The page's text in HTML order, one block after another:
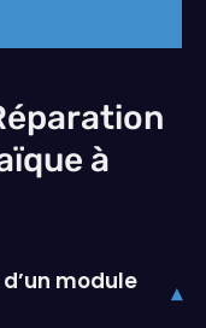
à
module
▾